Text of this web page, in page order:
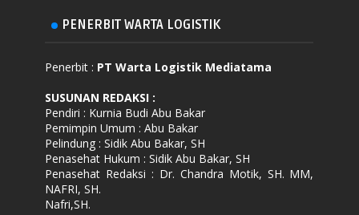
PENERBIT WARTA LOGISTIK
Penerbit : PT Warta Logistik Mediatama
SUSUNAN REDAKSI :
Pendiri : Kurnia Budi Abu Bakar
Pemimpin Umum : Abu Bakar
Pelindung : Sidik Abu Bakar, SH
Penasehat Hukum : Sidik Abu Bakar, SH
Penasehat Redaksi : Dr. Chandra Motik, SH. MM,
NAFRI, SH.
Nafri,SH.